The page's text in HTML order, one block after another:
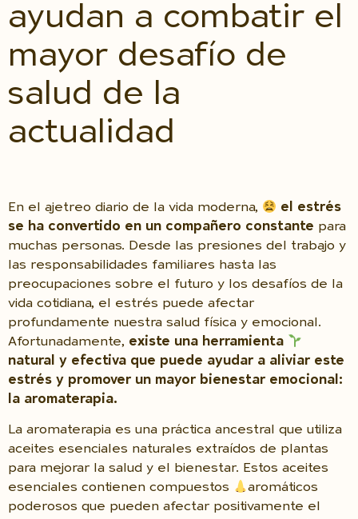
ayudan a combatir el
mayor desafío de
salud de la
actualidad
En el ajetreo diario de la vida moderna,
el estrés
se ha convertido en un compañero constante para
muchas personas. Desde las presiones del trabajo y
las responsabilidades familiares hasta las
preocupaciones sobre el futuro y los desafíos de la
vida cotidiana, el estrés puede afectar
profundamente nuestra salud física y emocional.
Afortunadamente, existe una herramienta
natural y efectiva que puede ayudar a aliviar este
estrés y promover un mayor bienestar emocional:
la aromaterapia.
La aromaterapia es una práctica ancestral que utiliza
aceites esenciales naturales extraídos de plantas
para mejorar la salud y el bienestar. Estos aceites
esenciales contienen compuestos
aromáticos
poderosos que pueden afectar positivamente el